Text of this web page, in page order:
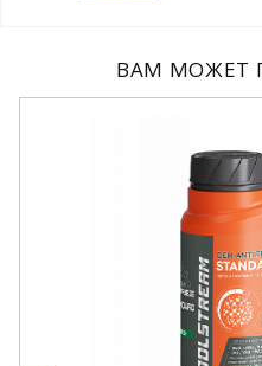
ВАМ МОЖЕТ